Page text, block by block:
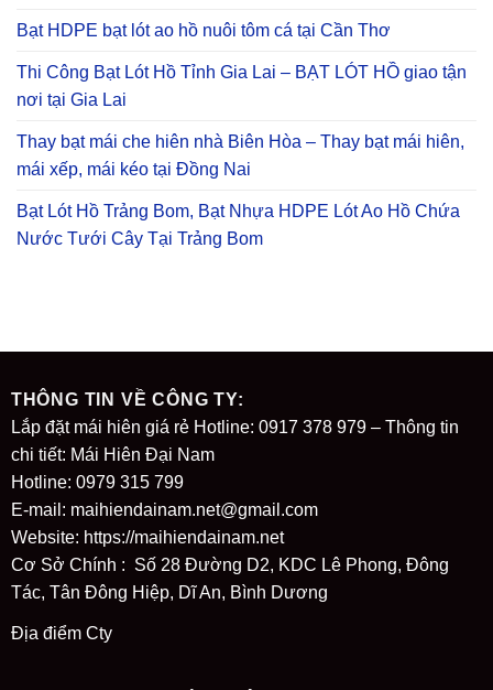
Bạt HDPE bạt lót ao hồ nuôi tôm cá tại Cần Thơ
Thi Công Bạt Lót Hồ Tỉnh Gia Lai – BẠT LÓT HỒ giao tận
nơi tại Gia Lai
Thay bạt mái che hiên nhà Biên Hòa – Thay bạt mái hiên,
mái xếp, mái kéo tại Đồng Nai
Bạt Lót Hồ Trảng Bom, Bạt Nhựa HDPE Lót Ao Hồ Chứa
Nước Tưới Cây Tại Trảng Bom
THÔNG TIN VỀ CÔNG TY:
Lắp đặt mái hiên giá rẻ Hotline: 0917 378 979 – Thông tin
chi tiết: Mái Hiên Đại Nam
Hotline: 0979 315 799
E-mail: maihiendainam.net@gmail.com
Website: https://maihiendainam.net
Cơ Sở Chính : Số 28 Đường D2, KDC Lê Phong, Đông
Tác, Tân Đông Hiệp, Dĩ An, Bình Dương
Địa điểm Cty